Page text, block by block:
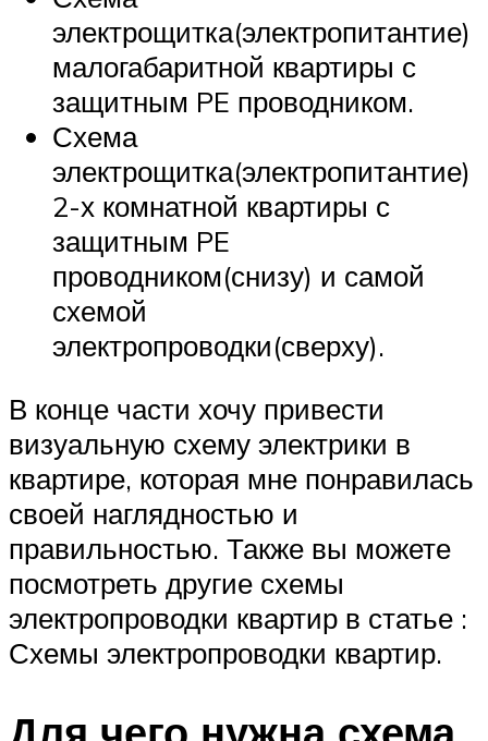
электрощитка(электропитантие)
малогабаритной квартиры с
защитным PE проводником.
Схема
электрощитка(электропитантие)
2-х комнатной квартиры с
защитным PE
проводником(снизу) и самой
схемой
электропроводки(сверху).
В конце части хочу привести
визуальную схему электрики в
квартире, которая мне понравилась
своей наглядностью и
правильностью. Также вы можете
посмотреть другие схемы
электропроводки квартир в статье :
Схемы электропроводки квартир.